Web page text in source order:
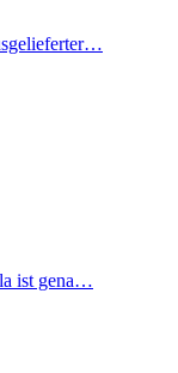
ist gena…